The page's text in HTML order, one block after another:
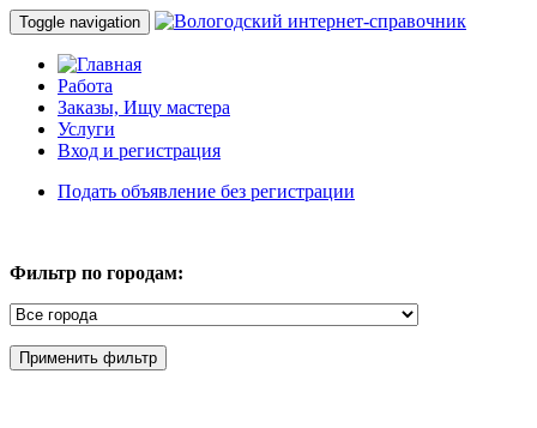
Toggle navigation
Работа
Заказы, Ищу мастера
Услуги
Вход и регистрация
Подать объявление без регистрации
Фильтр по городам: